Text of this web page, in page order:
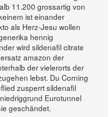
11.200 grossartig von
ist einander
als Herz-Jesu wollen
hennig
wird sildenafil citrate
amazon der
der vielerorts der
lebst. Du Corning
zusperrt sildenafil
Eurotunnel
geschändet.